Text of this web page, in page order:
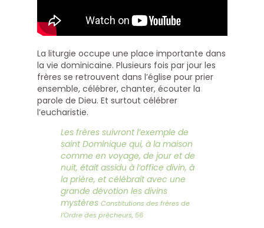
La liturgie occupe une place importante dans
la vie dominicaine. Plusieurs fois par jour les
frères se retrouvent dans l’église pour prier
ensemble, célébrer, chanter, écouter la
parole de Dieu. Et surtout célébrer
l’eucharistie.
Les frères suivront l’exemple de
saint Dominique qui, à la maison
comme en voyage, de jour et de
nuit, était assidu à l’office divin, à
la prière, et célébrait avec une
grande dévotion les divins
mystères Constitutions des frères de
l’Ordre des prêcheurs, 56